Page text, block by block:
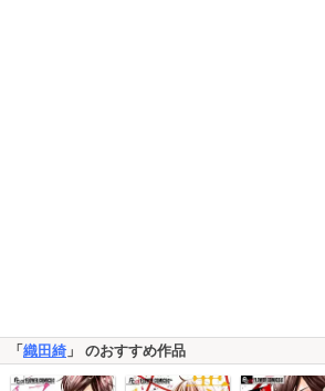
「織田綺 」 のおすすめ作品